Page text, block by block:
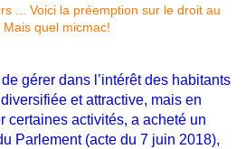
gérer dans l’intérêt des habitants
et attractive, mais en
certaines activités, a acheté un
Parlement (acte du 7 juin 2018),